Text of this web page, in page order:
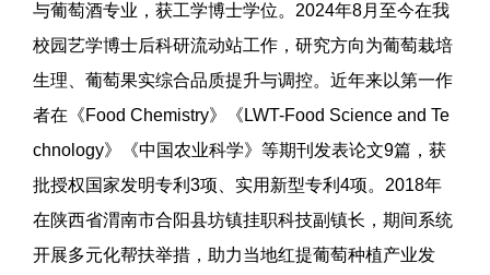
与葡萄酒专业，获工学博士学位。2024年8月至今在我
校园艺学博士后科研流动站工作，研究方向为葡萄栽培
生理、葡萄果实综合品质提升与调控。近年来以第一作
者在《Food Chemistry》《LWT-Food Science and Te
chnology》《中国农业科学》等期刊发表论文9篇，获
批授权国家发明专利3项、实用新型专利4项。2018年
在陕西省渭南市合阳县坊镇挂职科技副镇长，期间系统
开展多元化帮扶举措，助力当地红提葡萄种植产业发